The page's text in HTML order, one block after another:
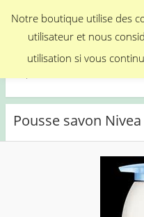
Menu
Medical
Pousse savon
Notre boutique utilise des
utilisateur et nous
utilisation si vous